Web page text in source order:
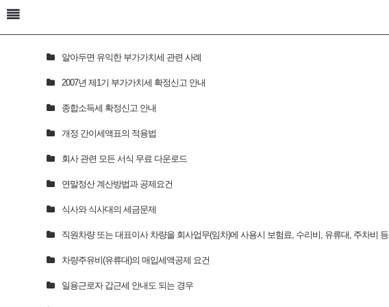
알아두면 유익한 부가가치세 관련 사례
2007년 제1기 부가가치세 확정신고 안내
종합소득세 확정신고 안내
개정 간이세액표의 적용법
회사 관련 모든 서식 무료 다운로드
연말정산 계산방법과 공제요건
식사와 식사대의 세금문제
직원차량 또는 대표이사 차량을 회사업무(임차)에 사용시 보험료, 수리비, 유류대, 주차비 등
차량주유비(유류대)의 매입세액공제 요건
일용근로자 갑근세 안내도 되는 경우